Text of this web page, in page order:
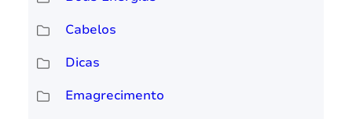
Cabelos
Dicas
Emagrecimento